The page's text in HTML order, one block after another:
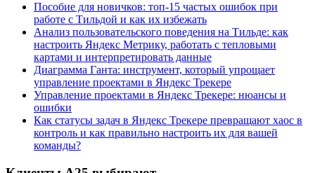
Пособие для новичков: топ-15 частых ошибок при
работе с Тильдой и как их избежать
Анализ пользовательского поведения на Тильде: как
настроить Яндекс Метрику, работать с тепловыми
картами и интерпретировать данные
Диаграмма Ганта: инструмент, который упрощает
управление проектами в Яндекс Трекере
Управление проектами в Яндекс Трекере: нюансы и
ошибки
Как статусы задач в Яндекс Трекере превращают хаос в
контроль и как правильно настроить их для вашей
команды?